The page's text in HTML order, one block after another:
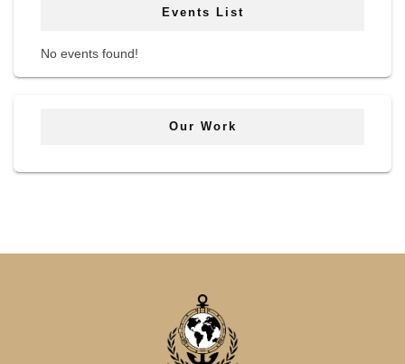
Events List
No events found!
Our Work